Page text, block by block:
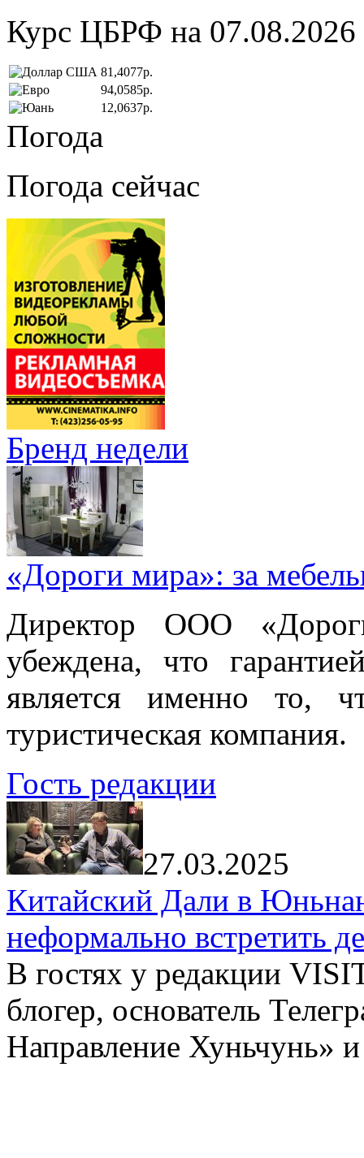
Курс ЦБРФ на 07.08.2026
81,4077р.
94,0585р.
12,0637р.
Погода
Погода сейчас
Бренд недели
«Дороги мира»: за
Директор ООО
убеждена, что
является именно то,
туристическая компания.
Гость редакции
27.03.2025
Китайский Дали в
неформально встретить
В гостях у редакции
блогер, основатель
Направление Хуньчунь»